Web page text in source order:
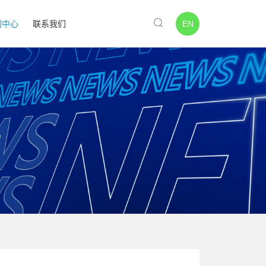
中心 联系我们 EN